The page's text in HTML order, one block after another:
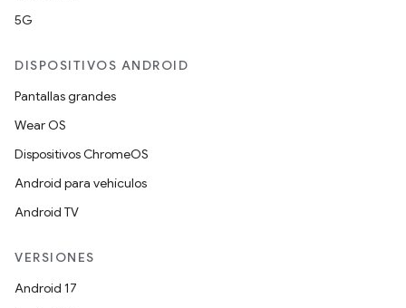
5G
DISPOSITIVOS ANDROID
Pantallas grandes
Wear OS
Dispositivos ChromeOS
Android para vehículos
Android TV
VERSIONES
Android 17